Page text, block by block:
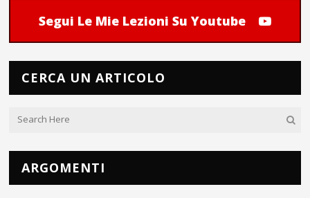
Segui Le Mie Lezioni Su Youtube
CERCA UN ARTICOLO
ARGOMENTI